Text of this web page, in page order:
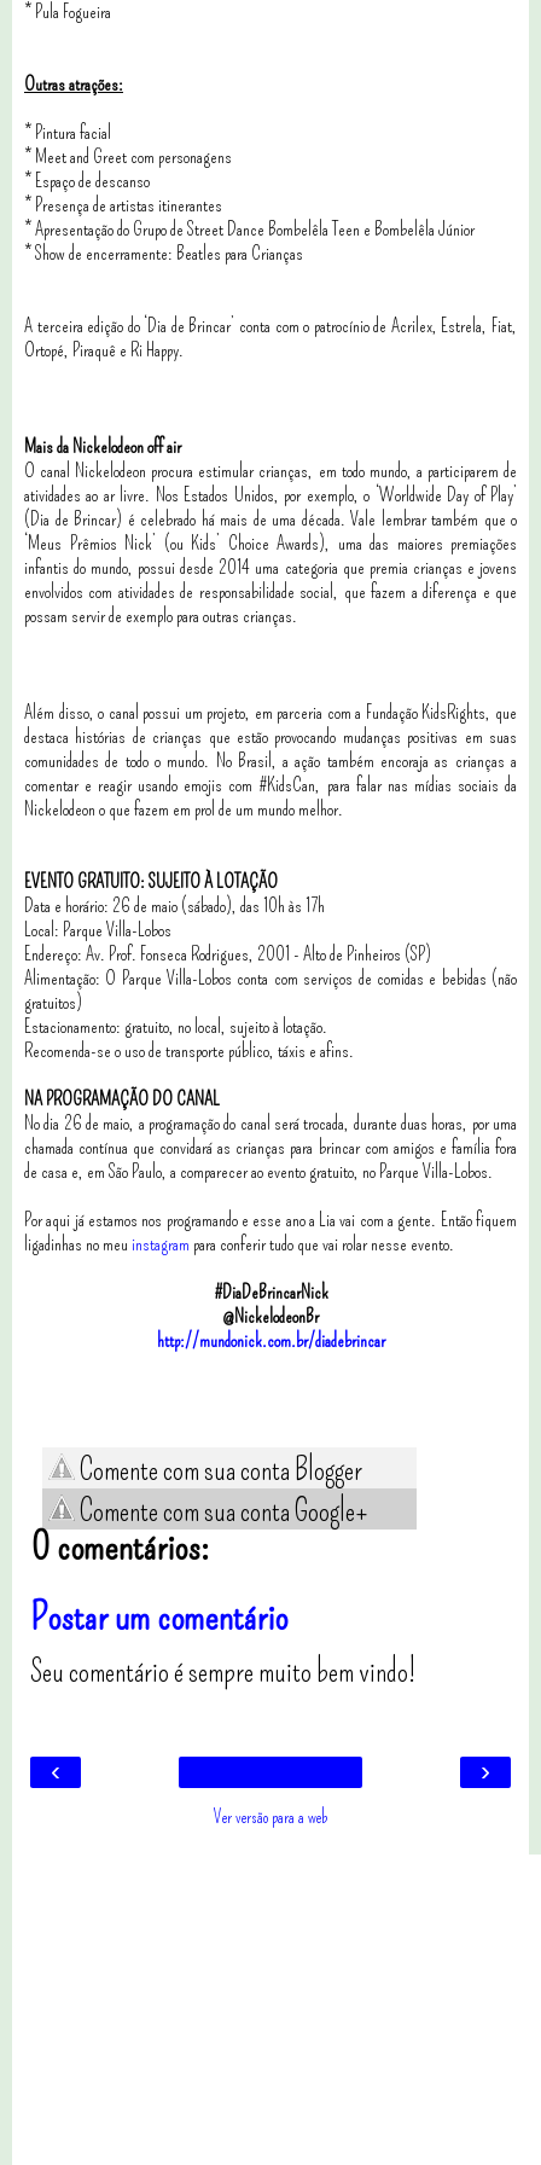
* Pula Fogueira
Outras atrações:
* Pintura facial
* Meet and Greet com personagens
* Espaço de descanso
* Presença de artistas itinerantes
*Apresentação do Grupo de Street Dance Bombelêla Teen e Bombelêla Júnior
*Show de encerramente: Beatles para Crianças
A terceira edição do ‘Dia de Brincar’ conta com o patrocínio de Acrilex, Estrela, Fiat,
Ortopé, Piraquê e Ri Happy.
Mais da Nickelodeon off air
O canal Nickelodeon procura estimular crianças, em todo mundo, a participarem de
atividades ao ar livre. Nos Estados Unidos, por exemplo, o ‘Worldwide Day of Play’
(Dia de Brincar) é celebrado há mais de uma década. Vale lembrar também que o
‘Meus Prêmios Nick’ (ou Kids’ Choice Awards), uma das maiores premiações
infantis do mundo, possui desde 2014 uma categoria que premia crianças e jovens
envolvidos com atividades de responsabilidade social, que fazem a diferença e que
possam servir de exemplo para outras crianças.
Além disso, o canal possui um projeto, em parceria com a Fundação KidsRights, que
destaca histórias de crianças que estão provocando mudanças positivas em suas
comunidades de todo o mundo. No Brasil, a ação também encoraja as crianças a
comentar e reagir usando emojis com #KidsCan, para falar nas mídias sociais da
Nickelodeon o que fazem em prol de um mundo melhor.
EVENTO GRATUITO: SUJEITO À LOTAÇÃO
Data e horário: 26 de maio (sábado), das 10h às 17h
Local: Parque Villa-Lobos
Endereço: Av. Prof. Fonseca Rodrigues, 2001 - Alto de Pinheiros (SP)
Alimentação: O Parque Villa-Lobos conta com serviços de comidas e bebidas (não
gratuitos)
Estacionamento: gratuito, no local, sujeito à lotação.
Recomenda-se o uso de transporte público, táxis e afins.
NA PROGRAMAÇÃO DO CANAL
No dia 26 de maio, a programação do canal será trocada, durante duas horas, por uma
chamada contínua que convidará as crianças para brincar com amigos e família fora
de casa e, em São Paulo, a comparecer ao evento gratuito, no Parque Villa-Lobos.
Por aqui já estamos nos programando e esse ano a Lia vai com a gente. Então fiquem
ligadinhas no meu instagram para conferir tudo que vai rolar nesse evento.
#DiaDeBrincarNick
@NickelodeonBr
http://mundonick.com.br/diadebrincar
Comente com sua conta Blogger
Comente com sua conta Google+
0 comentários:
Postar um comentário
Seu comentário é sempre muito bem vindo!
‹ ›
Ver versão para a web